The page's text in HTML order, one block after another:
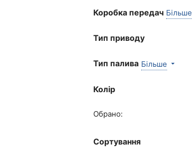
Коробка передач Більше
Тип приводу
Тип палива Більше
Колір
Обрано:
Сортування